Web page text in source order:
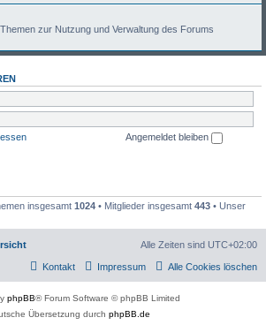
zur Nutzung und Verwaltung des Forums
Angemeldet bleiben
insgesamt 1024 • Mitglieder insgesamt 443 • Unser
Alle Zeiten sind UTC+02:00
Alle Cookies löschen
Impressum
Kontakt
phpBB® Forum Software © phpBB Limited
Übersetzung durch phpBB.de